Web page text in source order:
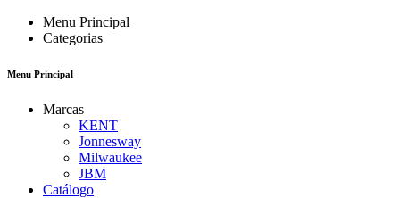
Menu Principal
Categorias
Menu Principal
Marcas
KENT
Jonnesway
Milwaukee
JBM
Catálogo